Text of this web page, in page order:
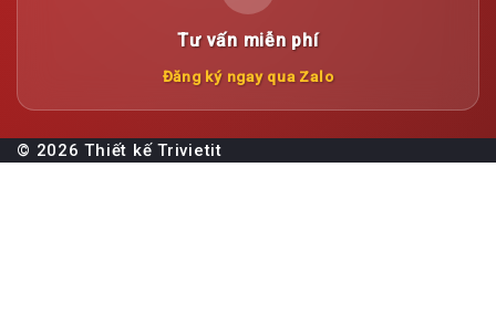
Tư vấn miễn phí
Đăng ký ngay qua Zalo
© 2026 Thiết kế Trivietit